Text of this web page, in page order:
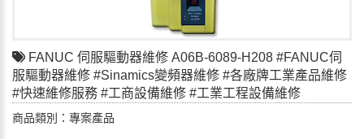
FANUC 伺服驅動器維修 A06B-6089-H208 #FANUC伺
服驅動器維修 #Sinamics變頻器維修 #各廠牌工業產品維修
#快速維修服務 #工商設備維修 #工業工程設備維修
商品類別：專案產品